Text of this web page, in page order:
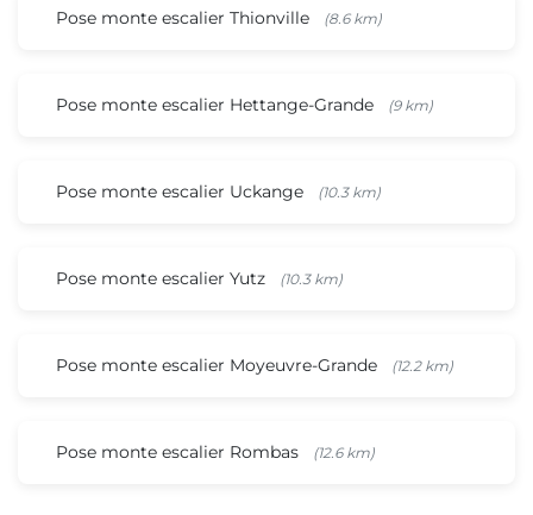
Pose monte escalier Thionville (8.6 km)
Pose monte escalier Hettange-Grande (9 km)
Pose monte escalier Uckange (10.3 km)
Pose monte escalier Yutz (10.3 km)
Pose monte escalier Moyeuvre-Grande (12.2 km)
Pose monte escalier Rombas (12.6 km)